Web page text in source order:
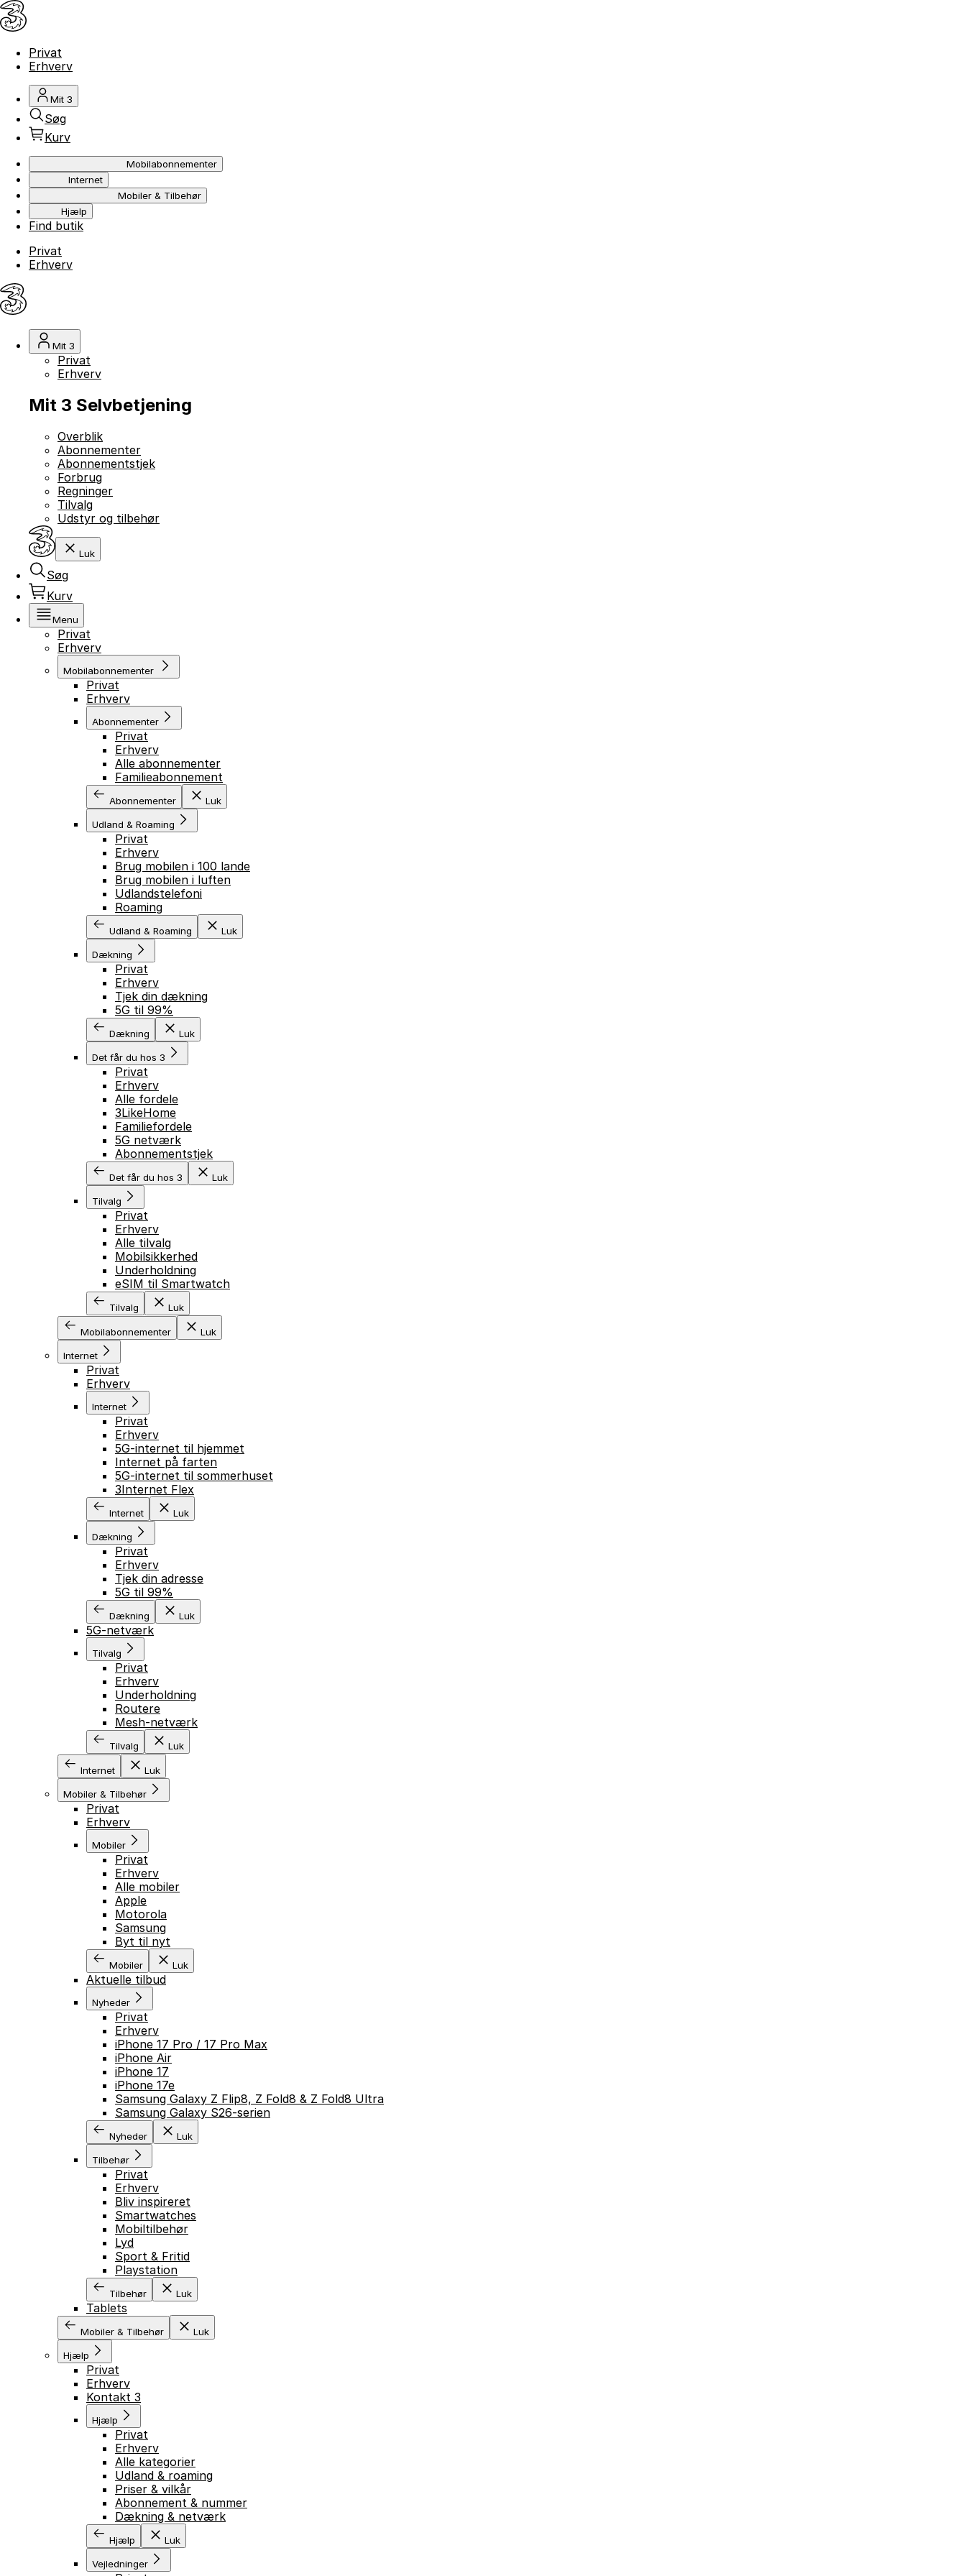
Privat
Erhverv
Mit 3
Søg
Kurv
Mobilabonnementer
Internet
Mobiler & Tilbehør
Hjælp
Find butik
Privat
Erhverv
Mit 3
Privat
Erhverv
Mit 3 Selvbetjening
Overblik
Abonnementer
Abonnementstjek
Forbrug
Regninger
Tilvalg
Udstyr og tilbehør
Luk
Søg
Kurv
Menu
Privat
Erhverv
Mobilabonnementer
Privat
Erhverv
Abonnementer
Privat
Erhverv
Alle abonnementer
Familieabonnement
Abonnementer Luk
Udland & Roaming
Privat
Erhverv
Brug mobilen i 100 lande
Brug mobilen i luften
Udlandstelefoni
Roaming
Udland & Roaming Luk
Dækning
Privat
Erhverv
Tjek din dækning
5G til 99%
Dækning Luk
Det får du hos 3
Privat
Erhverv
Alle fordele
3LikeHome
Familiefordele
5G netværk
Abonnementstjek
Det får du hos 3 Luk
Tilvalg
Privat
Erhverv
Alle tilvalg
Mobilsikkerhed
Underholdning
eSIM til Smartwatch
Tilvalg Luk
Mobilabonnementer Luk
Internet
Privat
Erhverv
Internet
Privat
Erhverv
5G-internet til hjemmet
Internet på farten
5G-internet til sommerhuset
3Internet Flex
Internet Luk
Dækning
Privat
Erhverv
Tjek din adresse
5G til 99%
Dækning Luk
5G-netværk
Tilvalg
Privat
Erhverv
Underholdning
Routere
Mesh-netværk
Tilvalg Luk
Internet Luk
Mobiler & Tilbehør
Privat
Erhverv
Mobiler
Privat
Erhverv
Alle mobiler
Apple
Motorola
Samsung
Byt til nyt
Mobiler Luk
Aktuelle tilbud
Nyheder
Privat
Erhverv
iPhone 17 Pro / 17 Pro Max
iPhone Air
iPhone 17
iPhone 17e
Samsung Galaxy Z Flip8, Z Fold8 & Z Fold8 Ultra
Samsung Galaxy S26-serien
Nyheder Luk
Tilbehør
Privat
Erhverv
Bliv inspireret
Smartwatches
Mobiltilbehør
Lyd
Sport & Fritid
Playstation
Tilbehør Luk
Tablets
Mobiler & Tilbehør Luk
Hjælp
Privat
Erhverv
Kontakt 3
Hjælp
Privat
Erhverv
Alle kategorier
Udland & roaming
Priser & vilkår
Abonnement & nummer
Dækning & netværk
Hjælp Luk
Vejledninger